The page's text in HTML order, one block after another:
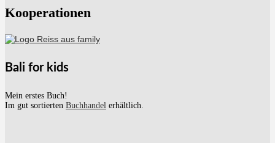
Kooperationen
Bali for kids
Mein erstes Buch!
Im gut sortierten Buchhandel erhältlich.